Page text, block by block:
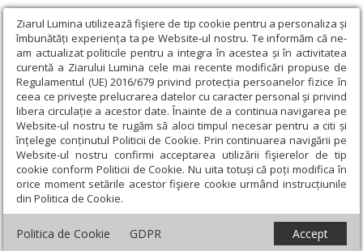
Ziarul Lumina utilizează fişiere de tip cookie pentru a personaliza și
îmbunătăți experiența ta pe Website-ul nostru. Te informăm că ne-
am actualizat politicile pentru a integra în acestea și în activitatea
curentă a Ziarului Lumina cele mai recente modificări propuse de
Regulamentul (UE) 2016/679 privind protecția persoanelor fizice în
ceea ce privește prelucrarea datelor cu caracter personal și privind
libera circulație a acestor date. Înainte de a continua navigarea pe
Website-ul nostru te rugăm să aloci timpul necesar pentru a citi și
înțelege conținutul Politicii de Cookie. Prin continuarea navigării pe
Website-ul nostru confirmi acceptarea utilizării fişierelor de tip
cookie conform Politicii de Cookie. Nu uita totuși că poți modifica în
orice moment setările acestor fişiere cookie urmând instrucțiunile
din Politica de Cookie.
Politica de Cookie GDPR Accept
Ziarul Lumina › Actualitate religioasă › Documentar › Mistica
creștină, o baricadă nevăzută la încercările veacului
Mistica creștină, o baricadă nevăzută la
încercările veacului